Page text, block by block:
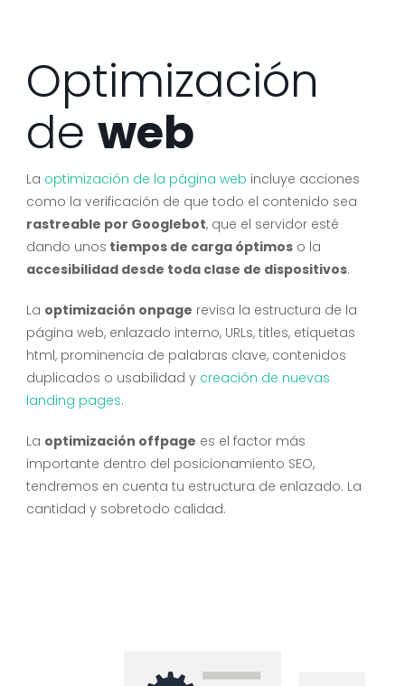
Optimización
de web
La optimización de la página web incluye acciones
como la verificación de que todo el contenido sea
rastreable por Googlebot, que el servidor esté
dando unos tiempos de carga óptimoso la
accesibilidad desde toda clase de dispositivos.
La optimización onpage revisa la estructura de la
página web, enlazado interno, URLs, titles, etiquetas
html, prominencia de palabras clave, contenidos
duplicados o usabilidad y creación de nuevas
landing pages.
La optimización offpage es el factor más
importante dentro del posicionamiento SEO,
tendremos en cuenta tu estructura de enlazado. La
cantidad y sobretodo calidad.